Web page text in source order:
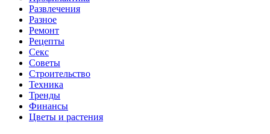
Развлечения
Разное
Ремонт
Рецепты
Секс
Советы
Строительство
Техника
Тренды
Финансы
Цветы и растения